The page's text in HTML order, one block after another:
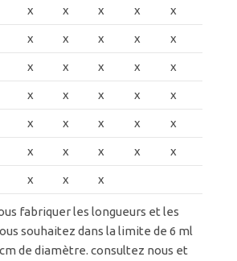
x x x x x
x x x x x
x x x x x
x x x x x
x x x x x
x x x x x
x x x
fabriquer les longueurs et les
souhaitez dans la limite de 6 ml
de diamètre. consultez nous et